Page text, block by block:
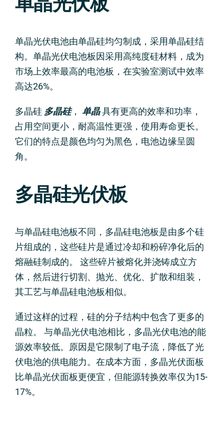
单晶光伏电池由单晶硅均匀制成，采用单晶硅结
构。单晶光伏电池板因采用高纯度硅材料，成为
市场上效率最高的电池板，在实验室测试中效率
高达26%。
多晶硅 多晶硅， 单晶具有更高的效率和功率，
占用空间更小，耐高温性更强，使用寿命更长。
它们的特点是颜色均匀为黑色，电池边缘呈圆
角。
多晶硅光伏板
与单晶硅电池板不同，多晶硅电池板是由多个硅
片组成的，这些硅片是通过冷却和粉碎净化后的
熔融硅制成的。 这些碎片被熔化并浇铸成立方
体，然后进行切割、抛光、优化、扩散和组装，
其工艺与单晶硅电池板相似。
通过这样的过程，硅的分子结构中包含了更多的
晶粒。 与单晶光伏电池相比，多晶光伏电池的能
源效率较低。原因是它限制了电子流，降低了光
伏电池的供电能力。在成本方面，多晶光伏面板
比单晶光伏面板更便宜，但能源转换效率仅为15-
17%。